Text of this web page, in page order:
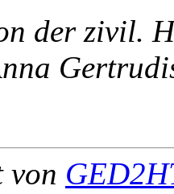
der zivil.
von